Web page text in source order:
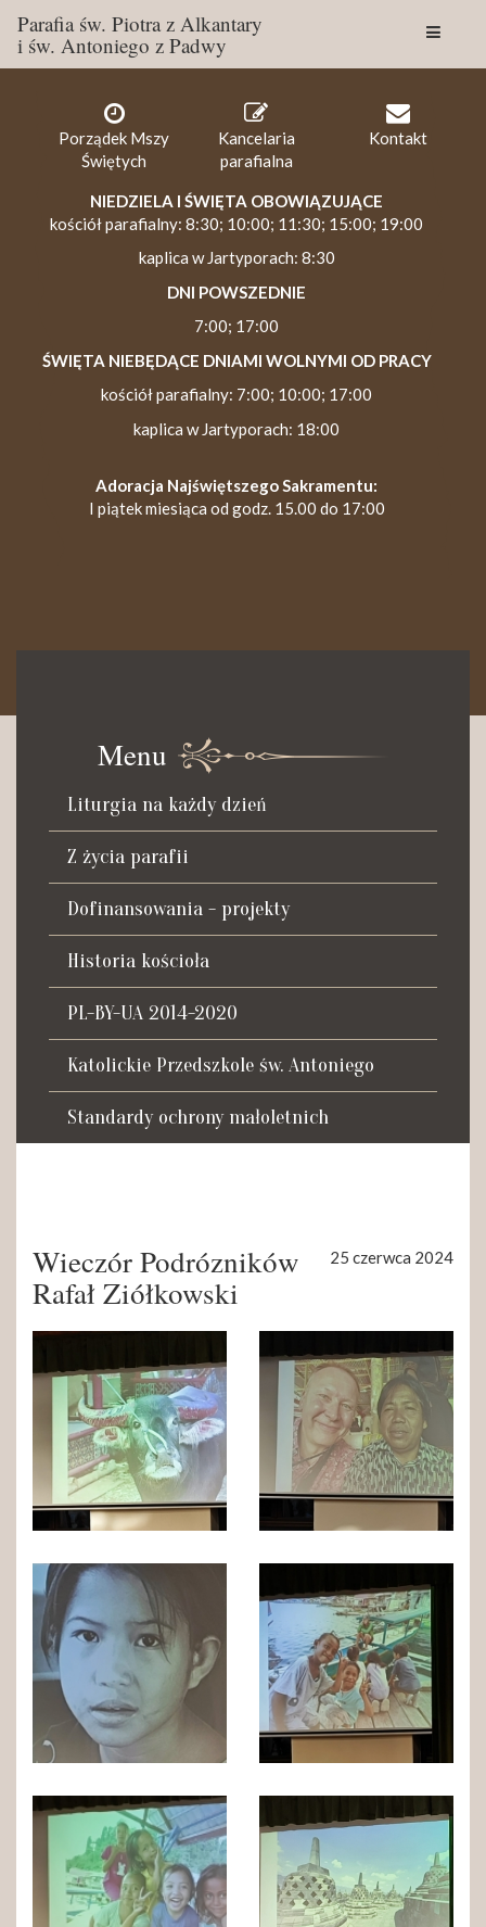
Parafia św. Piotra z Alkantary
i św. Antoniego z Padwy
Porządek Mszy
Świętych
Kancelaria
parafialna
Kontakt
NIEDZIELA I ŚWIĘTA OBOWIĄZUJĄCE
kościół parafialny: 8:30; 10:00; 11:30; 15:00; 19:00
kaplica w Jartyporach: 8:30
DNI POWSZEDNIE
7:00; 17:00
ŚWIĘTA NIEBĘDĄCE DNIAMI WOLNYMI OD PRACY
kościół parafialny: 7:00; 10:00; 17:00
kaplica w Jartyporach: 18:00
Adoracja Najświętszego Sakramentu:
I piątek miesiąca od godz. 15.00 do 17:00
Czynna od poniedziałku do soboty do godz. 8.30 oraz po Mszy
św. wieczornej do godz. 18.00.
Telefon dyżurny: +48 665 034 305
Zwiedzanie kościoła i ekspozycji muzealnej:
kustosz-przewodnik
Roman Postek + 48 667 684 406
Parafia św. Piotra z Alkantary
i św. Antoniego z Padwy
Tadeusza Kościuszki 27a
07-100 Węgrów
e-mail:rkosk@op.pl; wegrow.klasztor@drohiczynska.pl
Numer konta:
59 9236 0008 0012 8645 2000 0010
Menu
Liturgia na każdy dzień
Z życia parafii
Dofinansowania - projekty
Historia kościoła
PL-BY-UA 2014-2020
Katolickie Przedszkole św. Antoniego
Standardy ochrony małoletnich
25 czerwca 2024
Wieczór Podrózników
Rafał Ziółkowski